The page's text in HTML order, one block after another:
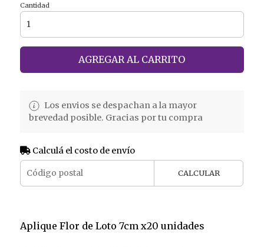
Cantidad
AGREGAR AL CARRITO
Los envios se despachan a la mayor
brevedad posible. Gracias por tu compra
Calculá el costo de envío
CALCULAR
Aplique Flor de Loto 7cm x20 unidades